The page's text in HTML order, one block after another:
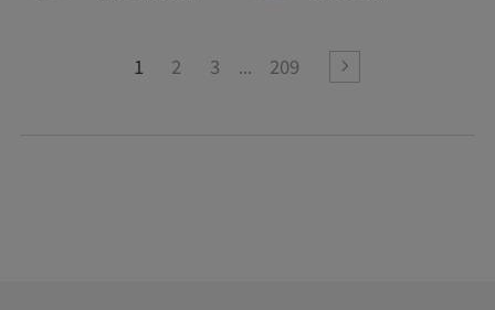
1 2 3 209